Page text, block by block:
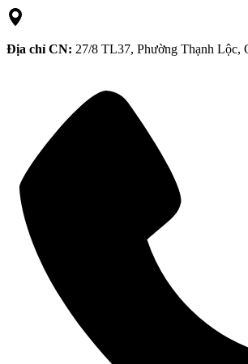
Địa chỉ CN: 27/8 TL37, Phường Thạnh Lộc,